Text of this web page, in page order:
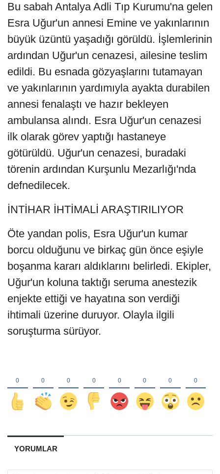
Bu sabah Antalya Adli Tıp Kurumu'na gelen
Esra Uğur'un annesi Emine ve yakınlarının
büyük üzüntü yaşadığı görüldü. İşlemlerinin
ardından Uğur'un cenazesi, ailesine teslim
edildi. Bu esnada gözyaşlarını tutamayan
ve yakınlarının yardımıyla ayakta durabilen
annesi fenalaştı ve hazır bekleyen
ambulansa alındı. Esra Uğur'un cenazesi
ilk olarak görev yaptığı hastaneye
götürüldü. Uğur'un cenazesi, buradaki
törenin ardından Kurşunlu Mezarlığı'nda
defnedilecek.
İNTİHAR İHTİMALİ ARAŞTIRILIYOR
Öte yandan polis, Esra Uğur'un kumar
borcu olduğunu ve birkaç gün önce eşiyle
boşanma kararı aldıklarını belirledi. Ekipler,
Uğur'un koluna taktığı seruma anestezik
enjekte ettiği ve hayatına son verdiği
ihtimali üzerine duruyor. Olayla ilgili
soruşturma sürüyor.
YORUMLAR